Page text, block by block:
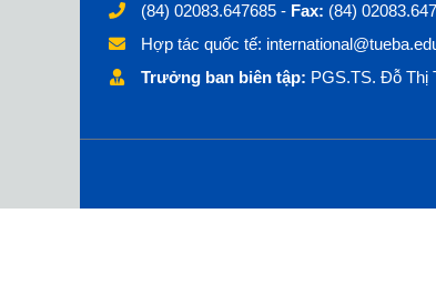
(84) 02083.647685 - Fax: (84)
Hợp tác quốc tế:
Trưởng ban biên tập: PGS.TS. Đỗ Thị